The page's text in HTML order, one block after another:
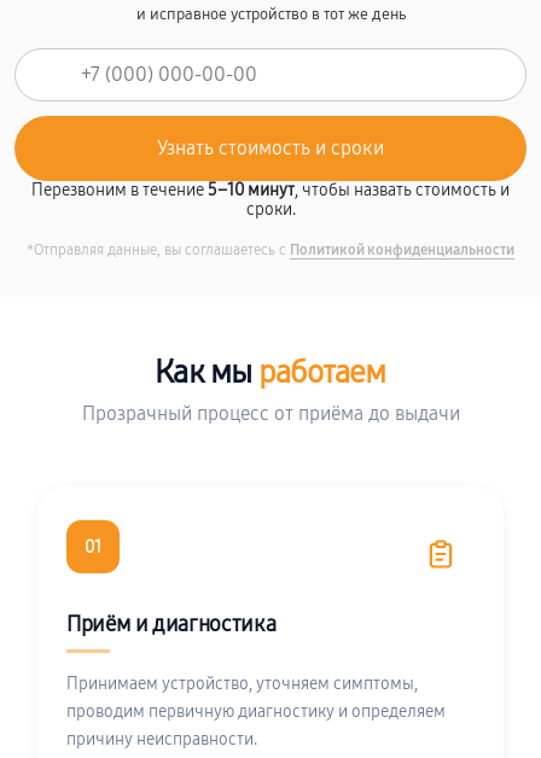
и исправное устройство в тот же день
Перезвоним в течение5–10 минут, чтобы назвать стоимость и
сроки.
*Отправляя данные, вы соглашаетесь с Политикой конфиденциальности
Как мы работаем
Прозрачный процесс от приёма до выдачи
01
Приём и диагностика
Принимаем устройство, уточняем симптомы,
проводим первичную диагностику и определяем
причину неисправности.